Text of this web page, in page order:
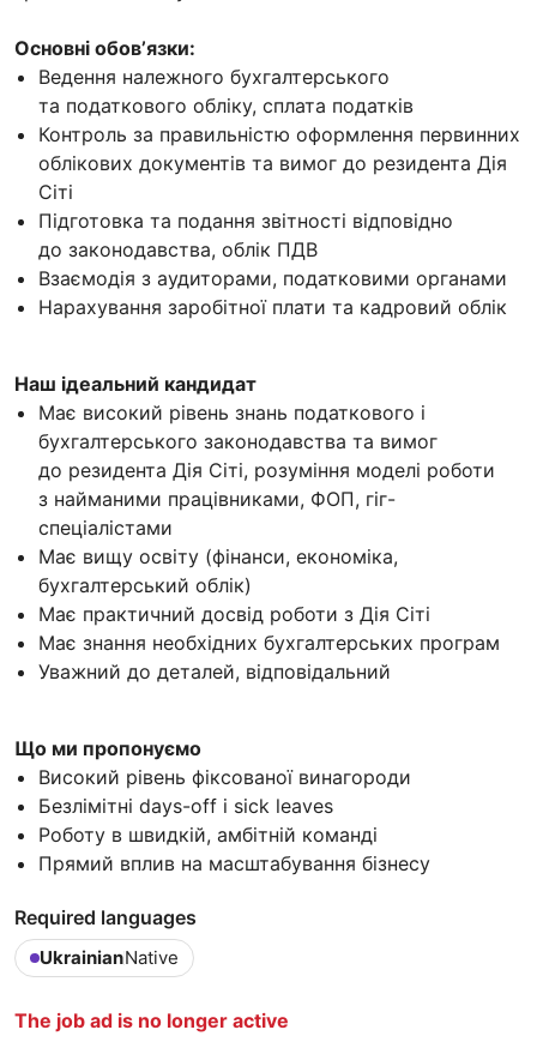
Основні обовʼязки:
Ведення належного бухгалтерського
та податкового обліку, сплата податків
Контроль за правильністю оформлення первинних
облікових документів та вимог до резидента Дія
Сіті
Підготовка та подання звітності відповідно
до законодавства, облік ПДВ
Взаємодія з аудиторами, податковими органами
Нарахування заробітної плати та кадровий облік
Наш ідеальний кандидат
Має високий рівень знань податкового і
бухгалтерського законодавства та вимог
до резидента Дія Сіті, розуміння моделі роботи
з найманими працівниками, ФОП, гіг-
спеціалістами
Має вищу освіту (фінанси, економіка,
бухгалтерський облік)
Має практичний досвід роботи з Дія Сіті
Має знання необхідних бухгалтерських програм
Уважний до деталей, відповідальний
Що ми пропонуємо
Високий рівень фіксованої винагороди
Безлімітні days-off і sick leaves
Роботу в швидкій, амбітній команді
Прямий вплив на масштабування бізнесу
Required languages
UkrainianNative
The job ad is no longer active